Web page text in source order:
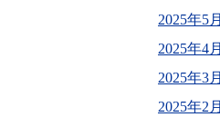
2025年5月
2025年4月
2025年3月
2025年2月